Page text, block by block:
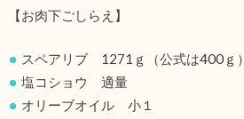
【お肉下ごしらえ】
スペアリブ 1271ｇ（公式は400ｇ）
塩コショウ 適量
オリーブオイル 小１